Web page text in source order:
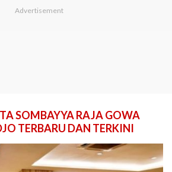
SOMBAYYA RAJA GOWA
TERBARU DAN TERKINI